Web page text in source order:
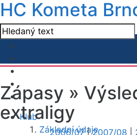
HC Kometa
Klub
Základní údaje
Zápasy »
extraligy
2006/07|2007/08